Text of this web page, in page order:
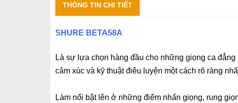
THÔNG TIN CHI TIẾT
SHURE BETA58A
Là sự lựa chọn hàng đầu cho những giọng ca
cảm xúc và kỹ thuật điêu luyện một cách rõ ràng
Làm nổi bật lên ở những điểm nhấn giọng, rung